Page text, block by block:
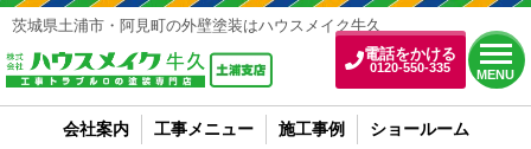
電話をかける
0120-550-335
MENU
茨城県土浦市・阿見町の外壁塗装はハウスメイク牛久
会社案内 工事メニュー 施工事例 ショールーム